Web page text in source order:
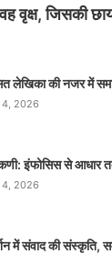
वह वृक्ष, जिसकी
लेखिका की नजर में
4, 2026
इंफोसिस से आधार
4, 2026
में संवाद की संस्कृति,